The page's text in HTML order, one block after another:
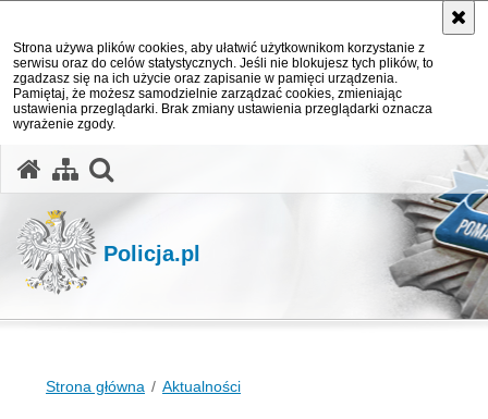
Strona używa plików cookies, aby ułatwić użytkownikom korzystanie z
serwisu oraz do celów statystycznych. Jeśli nie blokujesz tych plików, to
zgadzasz się na ich użycie oraz zapisanie w pamięci urządzenia.
Pamiętaj, że możesz samodzielnie zarządzać cookies, zmieniając
ustawienia przeglądarki. Brak zmiany ustawienia przeglądarki oznacza
wyrażenie zgody.
Policja.pl
Strona główna Aktualności